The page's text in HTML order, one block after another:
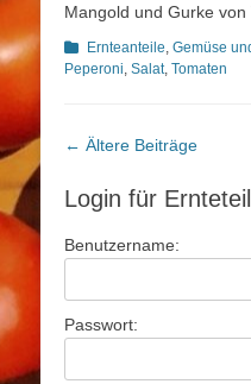
Mangold und Gurke von
Kategorien
Ernteanteile, Gemüse
Peperoni, Salat, Tomaten
Beitragsnavigation
← Ältere Beiträge
Login für
Benutzername:
Passwort: